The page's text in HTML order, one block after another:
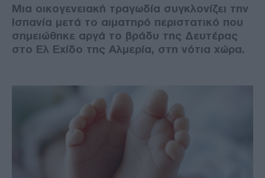
Μια οικογενειακή τραγωδία συγκλονίζει την
Ισπανία μετά το αιματηρό περιστατικό που
σημειώθηκε αργά το βράδυ της Δευτέρας
στο Ελ Εχίδο της Αλμερία, στη νότια χώρα.